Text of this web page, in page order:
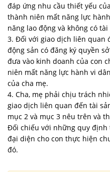
đáp ứng nhu cầu thiết yếu
thành niên mất năng lực
năng lao động và không có
3. Đối với giao dịch liên quan
động sản có đăng ký quyền
đưa vào kinh doanh của con
niên mất năng lực hành vi
của cha mẹ.
4. Cha, mẹ phải chịu trách
giao dịch liên quan đến tài
mục 2 và mục 3 nêu trên và
Đối chiếu với những quy định
đại diện cho con thực hiện
đó.